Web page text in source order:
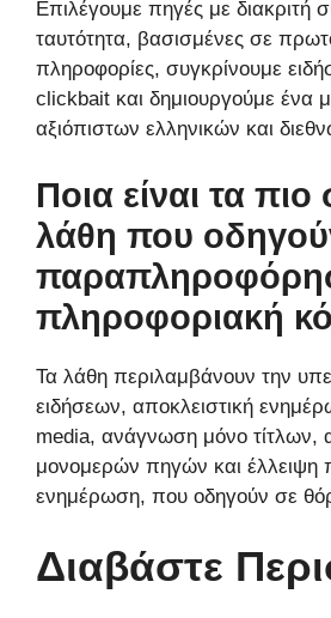
Επιλέγουμε πηγές με διακριτή
ταυτότητα, βασισμένες σε
πληροφορίες, συγκρίνουμε
clickbait και δημιουργούμε ένα
αξιόπιστων ελληνικών και
Ποια είναι τα
λάθη που
πληροφοριακή
Τα λάθη περιλαμβάνουν την
ειδήσεων, αποκλειστική
media, ανάγνωση μόνο τίτλων,
μονομερών πηγών και έλλειψη
ενημέρωση, που οδηγούν σε
Διαβάστε